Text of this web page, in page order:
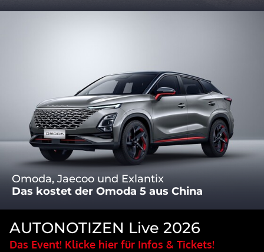
Omoda, Jaecoo und Exlantix
Das kostet der Omoda 5 aus China
AUTONOTIZEN Live 2026
Das Event! Klicke hier für Infos & Tickets!